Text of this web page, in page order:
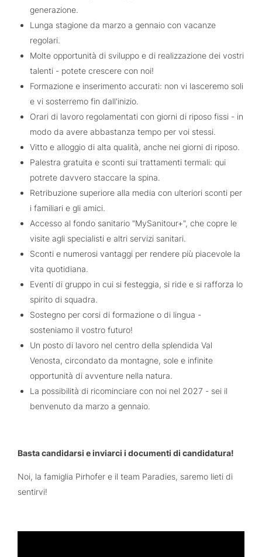
generazione.
Lunga stagione da marzo a gennaio con vacanze
regolari.
Molte opportunità di sviluppo e di realizzazione dei vostri
talenti - potete crescere con noi!
Formazione e inserimento accurati: non vi lasceremo soli
e vi sosterremo fin dall'inizio.
Orari di lavoro regolamentati con giorni di riposo fissi - in
modo da avere abbastanza tempo per voi stessi.
Vitto e alloggio di alta qualità, anche nei giorni di riposo.
Palestra gratuita e sconti sui trattamenti termali: qui
potrete davvero staccare la spina.
Retribuzione superiore alla media con ulteriori sconti per
i familiari e gli amici.
Accesso al fondo sanitario "MySanitour+", che copre le
visite agli specialisti e altri servizi sanitari.
Sconti e numerosi vantaggi per rendere più piacevole la
vita quotidiana.
Eventi di gruppo in cui si festeggia, si ride e si rafforza lo
spirito di squadra.
Sostegno per corsi di formazione o di lingua -
sosteniamo il vostro futuro!
Un posto di lavoro nel centro della splendida Val
Venosta, circondato da montagne, sole e infinite
opportunità di avventure nella natura.
La possibilità di ricominciare con noi nel 2027 - sei il
benvenuto da marzo a gennaio.
Basta candidarsi e inviarci i documenti di candidatura!
Noi, la famiglia Pirhofer e il team Paradies, saremo lieti di
sentirvi!